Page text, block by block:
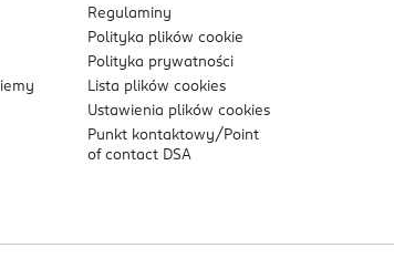
tatuaże na bazie
Regulaminy
Polityka plikówcookie
Polityka prywatności
Lista plikówcookies
Ustawienia plikówcookies
Punkt kontaktowy/ Point
of contact DSA